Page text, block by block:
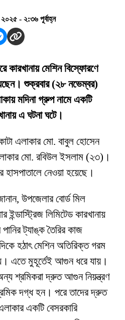
২০২৫ - ২:৩৬ পূর্বাহ্ন
কারখানায় মেশিন বিস্ফোরণে
শুক্রবার (২৮ নভেম্বর)
মদিনা গ্রুপ নামে একটি
এ ঘটনা ঘটে।
এলাকার মো. বাবুল হোসেন
মো. রবিউল ইসলাম (২৩)।
নেওয়া হয়েছে।
উপজেলার বোর্ড মিল
ইন্ডাস্ট্রিজ লিমিটেড কারখানায়
ট্যাঙ্ক তৈরির কাজ
হঠাৎ মেশিন অতিরিক্ত গরম
এতে মুহূর্তেই আগুন ধরে যায়।
শ্রমিকরা দ্রুত আগুন নিয়ন্ত্রণ
দগ্ধ হন। পরে তাদের দ্রুত
একটি বেসরকারি